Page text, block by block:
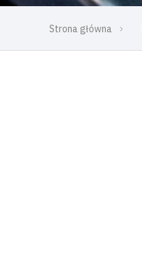
Strona główna